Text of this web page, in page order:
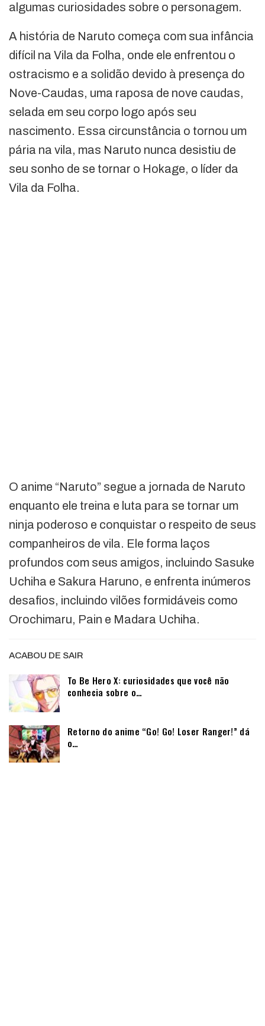
algumas curiosidades sobre o personagem.
A história de Naruto começa com sua infância
difícil na Vila da Folha, onde ele enfrentou o
ostracismo e a solidão devido à presença do
Nove-Caudas, uma raposa de nove caudas,
selada em seu corpo logo após seu
nascimento. Essa circunstância o tornou um
pária na vila, mas Naruto nunca desistiu de
seu sonho de se tornar o Hokage, o líder da
Vila da Folha.
O anime “Naruto” segue a jornada de Naruto
enquanto ele treina e luta para se tornar um
ninja poderoso e conquistar o respeito de seus
companheiros de vila. Ele forma laços
profundos com seus amigos, incluindo Sasuke
Uchiha e Sakura Haruno, e enfrenta inúmeros
desafios, incluindo vilões formidáveis como
Orochimaru, Pain e Madara Uchiha.
ACABOU DE SAIR
To Be Hero X: curiosidades que você não
conhecia sobre o…
Retorno do anime “Go! Go! Loser Ranger!” dá
o…